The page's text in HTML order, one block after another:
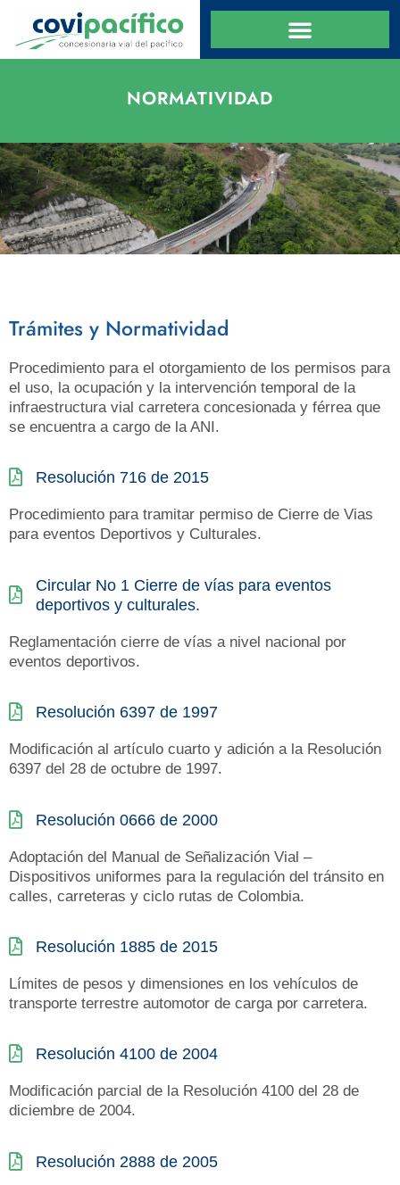
NORMATIVIDAD
Trámites y Normatividad
Procedimiento para el otorgamiento de los permisos para
el uso, la ocupación y la intervención temporal de la
infraestructura vial carretera concesionada y férrea que
se encuentra a cargo de la ANI.
Resolución 716 de 2015
Procedimiento para tramitar permiso de Cierre de Vias
para eventos Deportivos y Culturales.
Circular No 1 Cierre de vías para eventos
deportivos y culturales.
Reglamentación cierre de vías a nivel nacional por
eventos deportivos.
Resolución 6397 de 1997
Modificación al artículo cuarto y adición a la Resolución
6397 del 28 de octubre de 1997.
Resolución 0666 de 2000
Adoptación del Manual de Señalización Vial –
Dispositivos uniformes para la regulación del tránsito en
calles, carreteras y ciclo rutas de Colombia.
Resolución 1885 de 2015
Límites de pesos y dimensiones en los vehículos de
transporte terrestre automotor de carga por carretera.
Resolución 4100 de 2004
Modificación parcial de la Resolución 4100 del 28 de
diciembre de 2004.
Resolución 2888 de 2005